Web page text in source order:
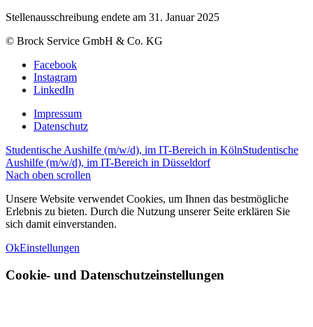
Stellenausschreibung endete am 31. Januar 2025
© Brock Service GmbH & Co. KG
Facebook
Instagram
LinkedIn
Impressum
Datenschutz
Studentische Aushilfe (m/w/d), im IT-Bereich in KölnStudentische
Aushilfe (m/w/d), im IT-Bereich in Düsseldorf
Nach oben scrollen
Unsere Website verwendet Cookies, um Ihnen das bestmögliche
Erlebnis zu bieten. Durch die Nutzung unserer Seite erklären Sie
sich damit einverstanden.
OkEinstellungen
Cookie- und Datenschutzeinstellungen